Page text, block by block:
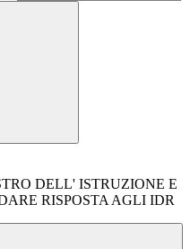
DELL' ISTRUZIONE E
RISPOSTA AGLI IDR